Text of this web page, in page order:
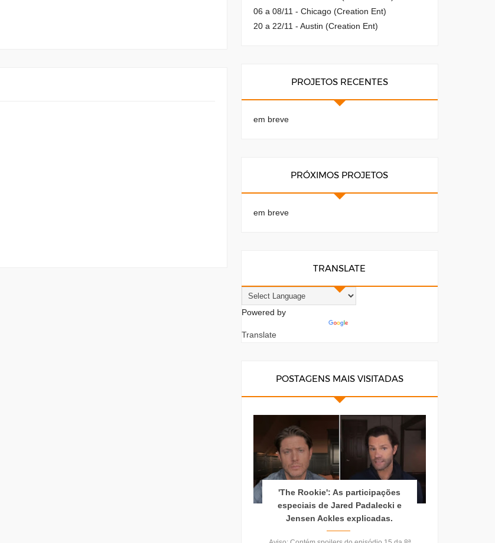
06 a 08/11 - Chicago (Creation Ent)
20 a 22/11 - Austin (Creation Ent)
PROJETOS RECENTES
em breve
PRÓXIMOS PROJETOS
em breve
TRANSLATE
Powered by
Translate
POSTAGENS MAIS VISITADAS
'The Rookie': As participações
especiais de Jared Padalecki e
Jensen Ackles explicadas.